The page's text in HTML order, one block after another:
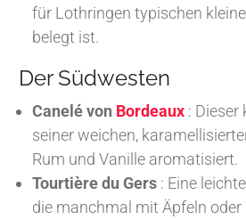
für Lothringen typischen
belegt ist.
Der Südwesten
Canelé von Bordeaux : Dieser
seiner weichen,
Rum und Vanille aromatisiert.
Tourtière du Gers : Eine
die manchmal mit Äpfeln